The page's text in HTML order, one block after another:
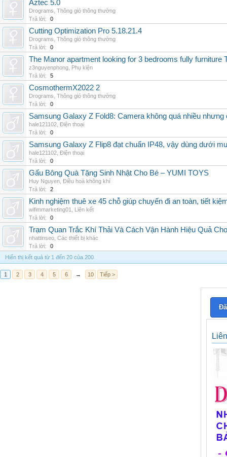
Aztec 5.0
Drograms Thông gió thông thường
Trả lời:
0
Cutting Optimization Pro 5.18.21.4
Drograms Thông gió thông thường
Trả lời:
0
The Manor apartment looking for 3 bedrooms fully furniture
z3nguyenphong Phụ kiện
Trả lời:
5
CosmothermX2022 2
Drograms Thông gió thông thường
Trả lời:
0
Samsung Galaxy Z Fold8: Camera không quá nhiều nhưng
hale121102 Điện thoại
Trả lời:
0
Samsung Galaxy Z Flip8 đạt chuẩn IP48, vậy dùng dưới
hale121102 Điện thoại
Trả lời:
0
Gấu Bông Quà Tặng Sinh Nhật Cho Bé – YUMI TOYS
Huy Nguyen Điều hoà không khí
Trả lời:
2
Kinh nghiệm thuê xe 45 chỗ giúp chuyến đi an toàn, tiết
wifimmarketing01
Liên kết
Trả lời:
0
Trạm Quan Trắc Khí Thải Và Cách Vận Hành Hiệu Quả
nhattinseo Các thiết bị khác
Trả lời:
0
Hiển thị kết quả từ 1 đến 20 của 200
1 2 3 4 5 6 → 10 Tiếp >